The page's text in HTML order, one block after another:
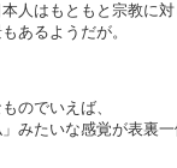
人はもともと宗教に
あるようだが。
のでいえば、
みたいな感覚が表裏一